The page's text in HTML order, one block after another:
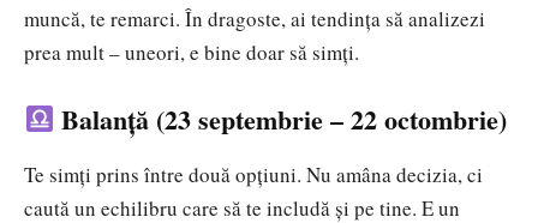
muncă, te remarci. În dragoste, ai tendința să analizezi
prea mult – uneori, e bine doar să simți.
Balanță (23 septembrie – 22 octombrie)
Te simți prins între două opțiuni. Nu amâna decizia, ci
caută un echilibru care să te includă și pe tine. E un